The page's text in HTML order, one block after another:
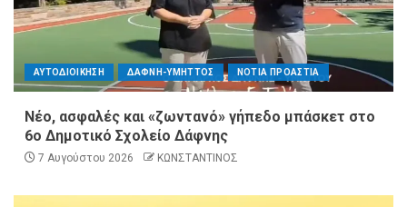
ΑΥΤΟΔΙΟΙΚΗΣΗ ΔΑΦΝΗ-ΥΜΗΤΤΟΣ ΝΟΤΙΑ ΠΡΟΑΣΤΙΑ
Νέο, ασφαλές και «ζωντανό» γήπεδο μπάσκετ στο
6ο Δημοτικό Σχολείο Δάφνης
7 Αυγούστου 2026 ΚΩΝΣΤΑΝΤΙΝΟΣ